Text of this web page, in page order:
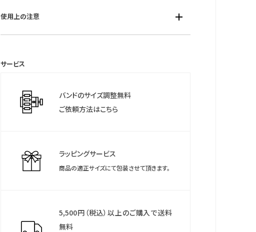
■重さ：18.0 g
■ベルト最大：160ｍｍ
使用上の注意
＊保証書について
サービス
バンドのサイズ調整無料
ご依頼方法はこちら
ラッピングサービス
商品の適正サイズにて包装させて頂きます。
5,500円（税込）以上のご購入で送料
無料